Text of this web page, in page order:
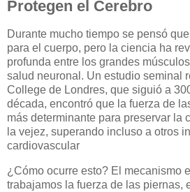
Protegen el Cerebro
Durante mucho tiempo se pensó
para el cuerpo, pero la ciencia ha
profunda entre los grandes
salud neuronal. Un estudio seminal
College de Londres, que siguió a
década, encontró que la fuerza de
más determinante para preservar la
la vejez, superando incluso a otros
cardiovascular
¿Cómo ocurre esto? El mecanismo
trabajamos la fuerza de las piernas,